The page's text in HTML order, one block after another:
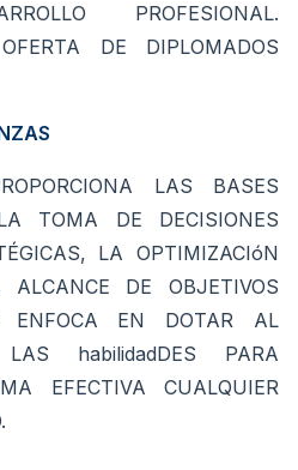
PROFESIONAL.
DE DIPLOMADOS
LAS BASES
TOMA DE DECISIONES
LA OPTIMIZACIóN
DE OBJETIVOS
ENFOCA EN DOTAR AL
habilidadDES PARA
EFECTIVA CUALQUIER